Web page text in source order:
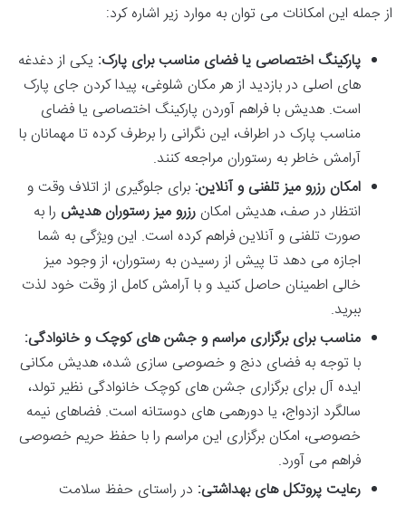
از جمله این امکانات می توان به موارد زیر اشاره کرد:
پارکینگ اختصاصی یا فضای مناسب برای پارک: یکی از دغدغه
های اصلی در بازدید از هر مکان شلوغی، پیدا کردن جای پارک
است. هدیش با فراهم آوردن پارکینگ اختصاصی یا فضای
مناسب پارک در اطراف، این نگرانی را برطرف کرده تا مهمانان با
آرامش خاطر به رستوران مراجعه کنند.
امکان رزرو میز تلفنی و آنلاین: برای جلوگیری از اتلاف وقت و
انتظار در صف، هدیش امکان رزرو میز رستوران هدیش را به
صورت تلفنی و آنلاین فراهم کرده است. این ویژگی به شما
اجازه می دهد تا پیش از رسیدن به رستوران، از وجود میز
خالی اطمینان حاصل کنید و با آرامش کامل از وقت خود لذت
ببرید.
مناسب برای برگزاری مراسم و جشن های کوچک و خانوادگی:
با توجه به فضای دنج و خصوصی سازی شده، هدیش مکانی
ایده آل برای برگزاری جشن های کوچک خانوادگی نظیر تولد،
سالگرد ازدواج، یا دورهمی های دوستانه است. فضاهای نیمه
خصوصی، امکان برگزاری این مراسم را با حفظ حریم خصوصی
فراهم می آورد.
رعایت پروتکل های بهداشتی: در راستای حفظ سلامت